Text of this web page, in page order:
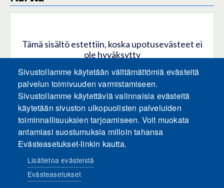
Tämä sisältö estettiin, koska upotusevästeet ei
ole hyväksytty
HYVÄKSY KAIKKI EVÄSTEET
Hyväksy vain upotusevästeet
Sosiaalinen media
Sivustollamme käytetään välttämättömiä evästeitä
palvelun toimivuuden varmistamiseen.
Sivustollamme käytettäviä valinnaisia evästeitä
käytetään sivuston ulkopuolisten palveluiden
toiminnallisuuksien tarjoamiseen. Voit muokata
antamiasi suostumuksia milloin tahansa
Evästeasetukset-linkin kautta.
Lisätietoa evästeistä
Evästeasetukset